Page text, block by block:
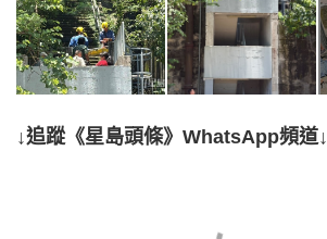
↓追蹤《星島頭條》WhatsApp頻道↓